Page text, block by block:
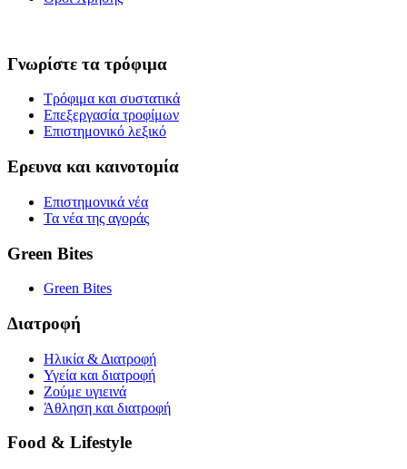
Γνωρίστε τα τρόφιμα
Τρόφιμα και συστατικά
Επεξεργασία τροφίμων
Επιστημονικό λεξικό
Ερευνα και καινοτομία
Επιστημονικά νέα
Τα νέα της αγοράς
Green Bites
Green Bites
Διατροφή
Ηλικία & Διατροφή
Υγεία και διατροφή
Ζούμε υγιεινά
Άθληση και διατροφή
Food & Lifestyle